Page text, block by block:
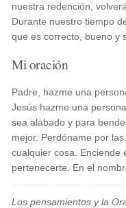
nuestra redención,
Durante nuestro tiempo
que es correcto, bueno y
Mi oración
Padre, hazme una
Jesús hazme una
sea alabado y para
mejor. Perdóname por
cualquier cosa. Enciende
pertenecerte. En el
Los pensamientos y la